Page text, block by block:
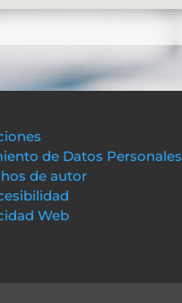
de Datos Personales
de autor
Web